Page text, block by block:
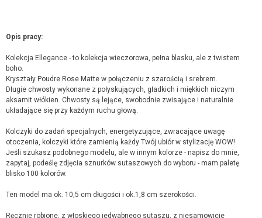
Opis pracy:
Kolekcja Ellegance - to kolekcja wieczorowa, pełna blasku, ale z twistem
boho.
Kryształy Poudre Rose Matte w połączeniu z szarością i srebrem.
Długie chwosty wykonane z połyskujących, gładkich i miękkich niczym
aksamit włókien. Chwosty są lejące, swobodnie zwisające i naturalnie
układające się przy każdym ruchu głową.
Kolczyki do zadań specjalnych, energetyzujące, zwracające uwagę
otoczenia, kolczyki które zamienią każdy Twój ubiór w stylizację WOW!
Jeśli szukasz podobnego modelu, ale w innym kolorze - napisz do mnie,
zapytaj, podeślę zdjęcia sznurków sutaszowych do wyboru - mam paletę
blisko 100 kolorów.
Ten model ma ok. 10,5 cm długości i ok.1,8 cm szerokości.
Ręcznie robione, z włoskiego jedwabnego sutaszu, z niesamowicie